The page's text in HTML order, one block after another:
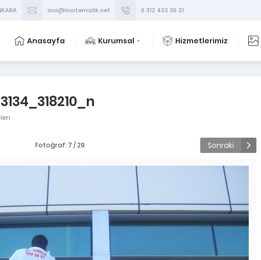
inci@incitemizlik.net 0 312 433 36 21
Anasayfa Kurumsal Hizmetlerimiz
Fotoğraf: 7 / 29 Sonraki